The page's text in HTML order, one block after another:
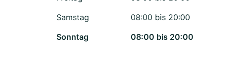
Samstag
08:00 bis 20:00
Sonntag
08:00 bis 20:00